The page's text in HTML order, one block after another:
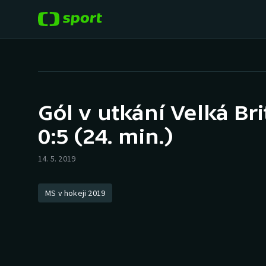
Hokej
Tenis
Cyklistika
Baseball a softbal
Gól v utkání Velká
0:5 (24. min.)
14. 5. 2019
MS v hokeji 2019